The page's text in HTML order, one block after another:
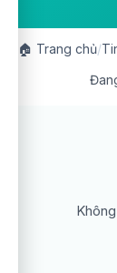
🏠 Trang chủ/